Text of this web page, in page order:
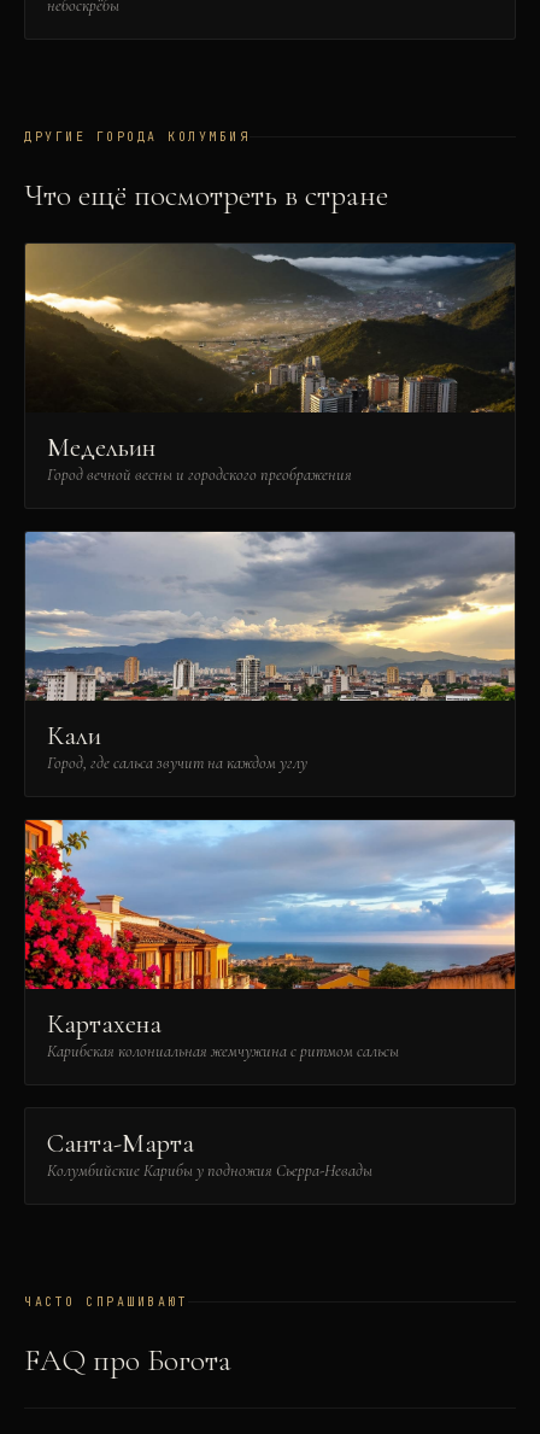
небоскрёбы
ДРУГИЕ ГОРОДА КОЛУМБИЯ
Что ещё посмотреть в стране
Медельин
Город вечной весны и городского преображения
Кали
Город, где сальса звучит на каждом углу
Картахена
Карибская колониальная жемчужина с ритмом сальсы
Санта-Марта
Колумбийские Карибы у подножия Сьерра-Невады
ЧАСТО СПРАШИВАЮТ
FAQ про Богота